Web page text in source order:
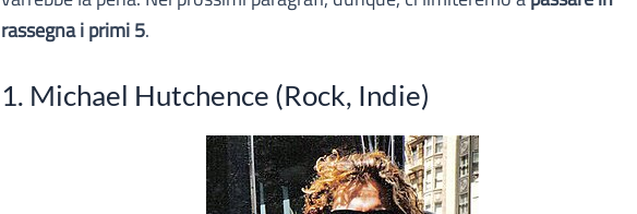
rassegna i primi 5.
1. Michael Hutchence (Rock, Indie)